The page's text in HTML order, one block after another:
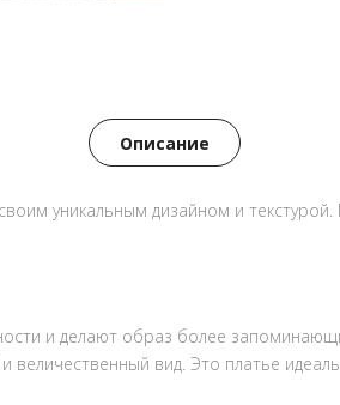
Описание
уникальным дизайном и
и делают образ более
вид. Это платье